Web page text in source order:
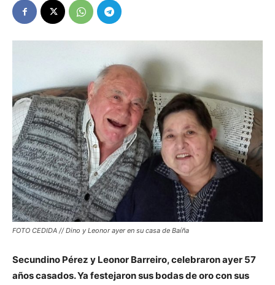
FOTO CEDIDA // Dino y Leonor ayer en su casa de Baíña
Secundino Pérez y Leonor Barreiro, celebraron ayer 57
años casados. Ya festejaron sus bodas de oro con sus